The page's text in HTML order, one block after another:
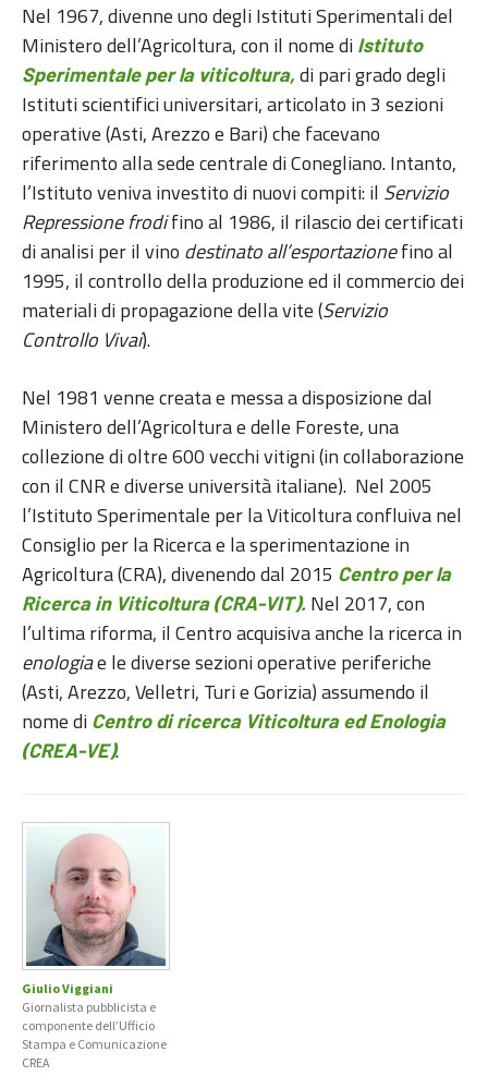
Nel 1967, divenne uno degli Istituti Sperimentali del
Ministero dell’Agricoltura, con il nome di Istituto
Sperimentale per la viticoltura,di pari grado degli
Istituti scientifici universitari, articolato in 3 sezioni
operative (Asti, Arezzo e Bari) che facevano
riferimento alla sede centrale di Conegliano. Intanto,
l’Istituto veniva investito di nuovi compiti: il Servizio
Repressione frodifino al 1986, il rilascio dei certificati
di analisi per il vino destinato all’esportazionefino al
1995, il controllo della produzione ed il commercio dei
materiali di propagazione della vite (Servizio
Controllo Vivai).
Nel 1981 venne creata e messa a disposizione dal
Ministero dell’Agricoltura e delle Foreste, una
collezione di oltre 600 vecchi vitigni (in collaborazione
con il CNR e diverse università italiane). Nel 2005
l’Istituto Sperimentale per la Viticoltura confluiva nel
Consiglio per la Ricerca e la sperimentazione in
Agricoltura (CRA), divenendo dal 2015 Centro per la
Ricerca in Viticoltura (CRA-VIT). Nel 2017, con
l’ultima riforma, il Centro acquisiva anche la ricerca in
enologiae le diverse sezioni operative periferiche
(Asti, Arezzo, Velletri, Turi e Gorizia) assumendo il
nome di Centro di ricerca Viticoltura ed Enologia
(CREA-VE).
Giulio Viggiani
Giornalista pubblicista e
componente dell’Ufficio
Stampa e Comunicazione
CREA